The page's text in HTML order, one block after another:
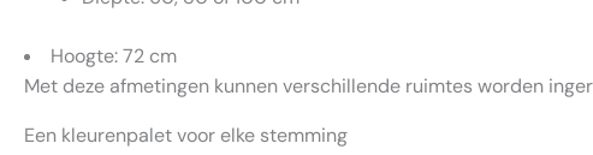
Hoogte: 72 cm
Met deze afmetingen kunnen verschillende ruimtes worden
Een kleurenpalet voor elke stemming